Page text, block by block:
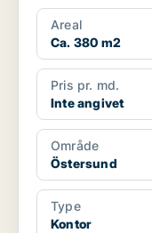
Areal
Ca. 380 m2
Pris pr. md.
Inte angivet
Område
Östersund
Type
Kontor